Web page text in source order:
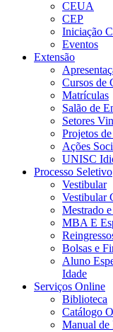
CEUA
CEP
Iniciação
Eventos
Extensão
Cursos de
Matrículas
Salão de
Setores
Projetos
Ações
UNISC
Processo Seletivo
Vestibular
Vestibular
Mestrado
MBA E
Bolsas e
Aluno
Idade
Serviços Online
Biblioteca
Catálogo
Manual de